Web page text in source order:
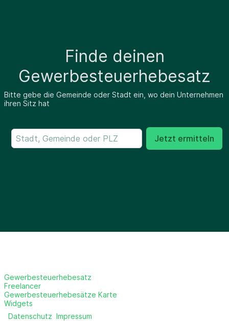
Finde deinen
Gewerbesteuerhebesatz
Bitte gebe die Gemeinde oder Stadt ein, wo dein Unternehmen
ihren Sitz hat
Jetzt ermitteln
Gewerbesteuerhebesatz
Freelancer
Gewerbesteuerhebesätze Karte
Widgets
Datenschutz Impressum